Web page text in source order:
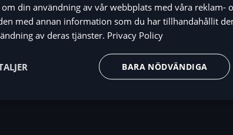
nästa
din användning av vår webbplats med våra reklam-
med annan information som du har tillhandahållit
av deras tjänster. Privacy Policy
BARA NÖDVÄNDIGA